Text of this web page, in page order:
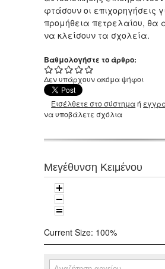
φτάσουν οι επιχορηγήσεις
προμήθεια πετρελαίου, θα
να κλείσουν τα σχολεία.
Βαθμολογήστε το άρθρο:
Δεν υπάρχουν ακόμα ψήφοι
Εισέλθετε στο σύστημαή
να υποβάλετε σχόλια
Μεγέθυνση Κειμένου
Current Size: 100%
Φόρμα αναζήτησης
Αναζήτηση